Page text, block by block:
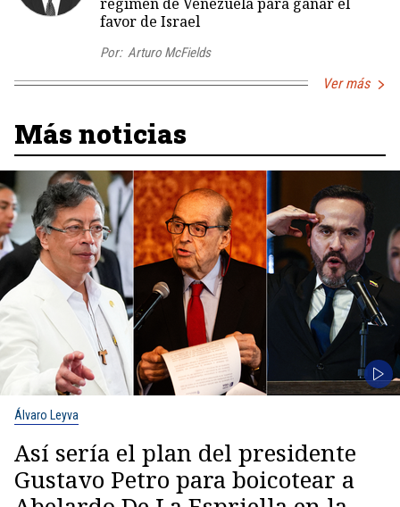
favor de Israel
Por: Arturo McFields
Ver más
Más noticias
Álvaro Leyva
Así sería el plan del presidente
Gustavo Petro para boicotear a